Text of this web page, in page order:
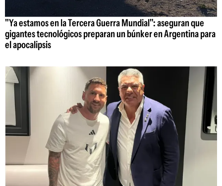
"Ya estamos en la Tercera Guerra Mundial": aseguran que
gigantes tecnológicos preparan un búnker en Argentina para
el apocalipsis